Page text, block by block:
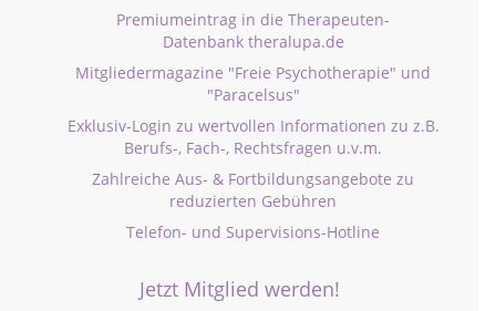
Premiumeintrag in die Therapeuten-
Datenbank theralupa.de
Mitgliedermagazine "Freie Psychotherapie" und
"Paracelsus"
Exklusiv-Login zu wertvollen Informationen zu z.B.
Berufs-, Fach-, Rechtsfragen u.v.m.
Zahlreiche Aus- & Fortbildungsangebote zu
reduzierten Gebühren
Telefon- und Supervisions-Hotline
Jetzt Mitglied werden!